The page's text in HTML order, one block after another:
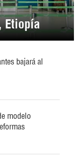
Etiopía
bajará al
modelo